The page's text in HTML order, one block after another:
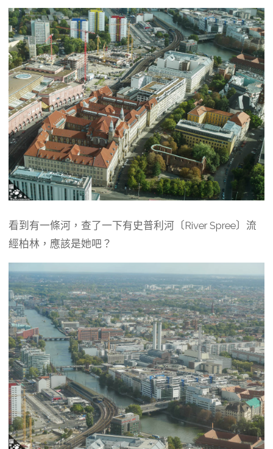
看到有一條河，查了一下有史普利河〔River Spree〕流
經柏林，應該是她吧？